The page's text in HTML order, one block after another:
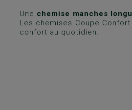
Une chemise manches
Les chemises Coupe
confort au quotidien.